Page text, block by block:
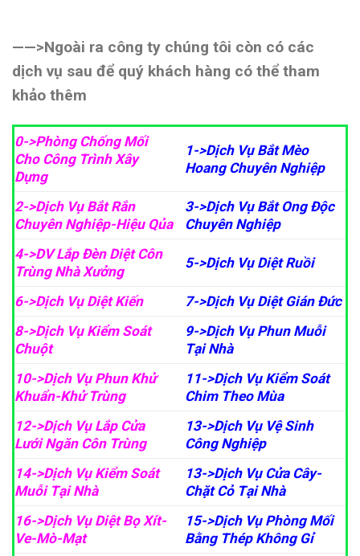
——>Ngoài ra công ty chúng tôi còn có các
dịch vụ sau để quý khách hàng có thể tham
khảo thêm
0->Phòng Chống Mối
Cho Công Trình Xây
Dựng
1->Dịch Vụ Bắt Mèo
Hoang Chuyên Nghiệp
2->Dịch Vụ Bắt Rắn
Chuyên Nghiệp-Hiệu Qủa
3->Dịch Vụ Bắt Ong Độc
Chuyên Nghiệp
4->DV Lắp Đèn Diệt Côn
Trùng Nhà Xưởng
5->Dịch Vụ Diệt Ruồi
6->Dịch Vụ Diệt Kiến
7->Dịch Vụ Diệt Gián Đức
8->Dịch Vụ Kiểm Soát
Chuột
9->Dịch Vụ Phun Muỗi
Tại Nhà
10->Dịch Vụ Phun Khử
Khuẩn-Khử Trùng
11->Dịch Vụ Kiểm Soát
Chim Theo Mùa
12->Dịch Vụ Lắp Cửa
Lưới Ngăn Côn Trùng
13->Dịch Vụ Vệ Sinh
Công Nghiệp
14->Dịch Vụ Kiểm Soát
Muỗi Tại Nhà
13->Dịch Vụ Cửa Cây-
Chặt Cỏ Tại Nhà
16->Dịch Vụ Diệt Bọ Xít-
Ve-Mò-Mạt
15->Dịch Vụ Phòng Mối
Bằng Thép Không Gỉ